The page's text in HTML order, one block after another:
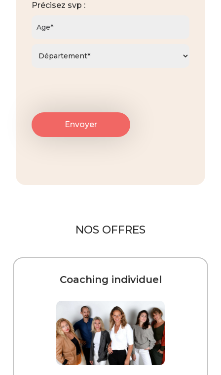
Précisez svp :
NOS OFFRES
Coaching individuel